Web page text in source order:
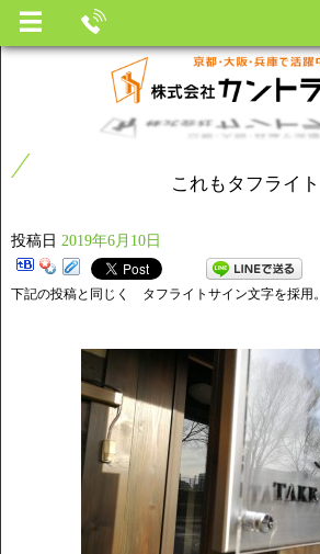
これもタフライト
投稿日 2019年6月10日
下記の投稿と同じく タフライトサイン文字を採用。